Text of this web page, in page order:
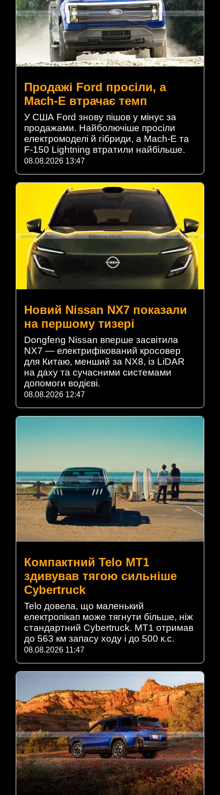
Продажі Ford просіли, а
Mach-E втрачає темп
У США Ford знову пішов у мінус за
продажами. Найболючіше просіли
електромоделі й гібриди, а Mach-E та
F-150 Lightning втратили найбільше.
08.08.2026 13:47
Новий Nissan NX7 показали
на першому тизері
Dongfeng Nissan вперше засвітила
NX7 — електрифікований кросовер
для Китаю, менший за NX8, із LiDAR
на даху та сучасними системами
допомоги водієві.
08.08.2026 12:47
Компактний Telo MT1
здивував тягою сильніше
Cybertruck
Telo довела, що маленький
електропікап може тягнути більше, ніж
стандартний Cybertruck. MT1 отримав
до 563 км запасу ходу і до 500 к.с.
08.08.2026 11:47